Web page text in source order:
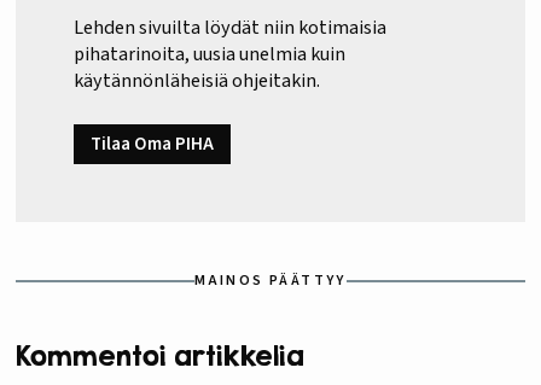
Lehden sivuilta löydät niin kotimaisia
pihatarinoita, uusia unelmia kuin
käytännönläheisiä ohjeitakin.
Tilaa Oma PIHA
MAINOS PÄÄTTYY
Kommentoi artikkelia